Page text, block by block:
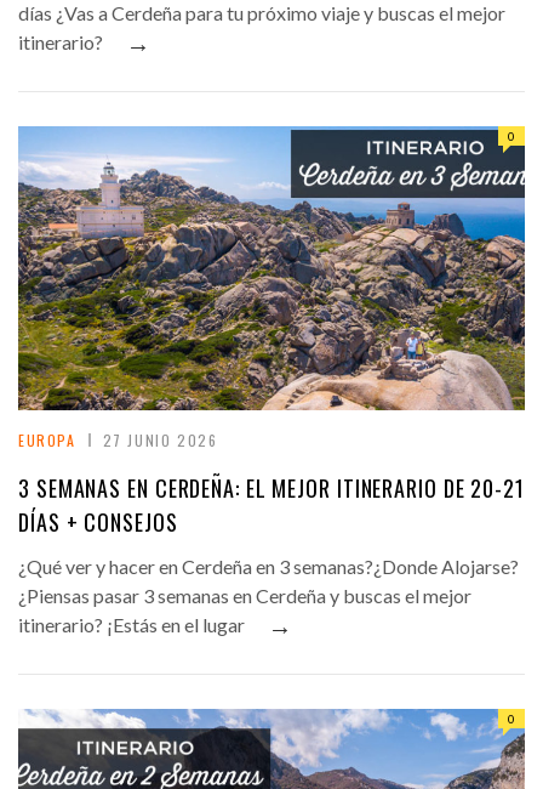
días ¿Vas a Cerdeña para tu próximo viaje y buscas el mejor
itinerario?
→
0
EUROPA 27 JUNIO 2026
3 SEMANAS EN CERDEÑA: EL MEJOR ITINERARIO DE 20-21
DÍAS + CONSEJOS
¿Qué ver y hacer en Cerdeña en 3 semanas?¿Donde Alojarse?
¿Piensas pasar 3 semanas en Cerdeña y buscas el mejor
itinerario? ¡Estás en el lugar
→
0